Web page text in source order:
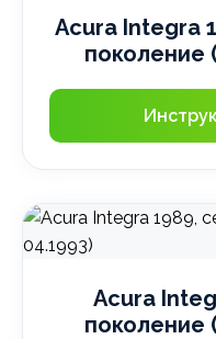
Acura Integra
поколение
Acura
поколение